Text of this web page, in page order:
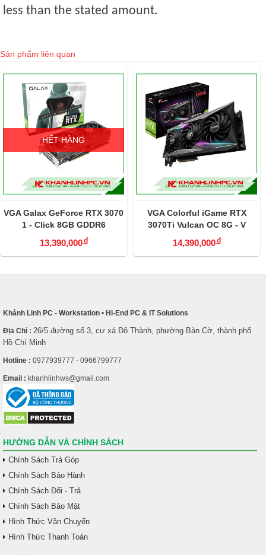
less than the stated amount.
Sản phẩm liên quan
VGA Colorful iGame RTX
3070Ti Vulcan OC 8G - V
14,390,000
VGA Gigabyte GeForce
3070Ti Eagle 8G
14,390,000
Khánh Linh PC - Workstation • Hi-End PC & IT Solutions
Địa Chỉ : 26/5 đường số 3, cư xá Đô Thành, phường Bàn Cờ, thành phố
Hồ Chí Minh
Hotline : 0977939777 - 0966799777
Email : khanhlinhws@gmail.com
HƯỚNG DẪN VÀ CHÍNH SÁCH
Chính Sách Trả Góp
Chính Sách Bảo Hành
Chính Sách Đổi - Trả
Chính Sách Bảo Mật
Hình Thức Vận Chuyển
Hình Thức Thanh Toán